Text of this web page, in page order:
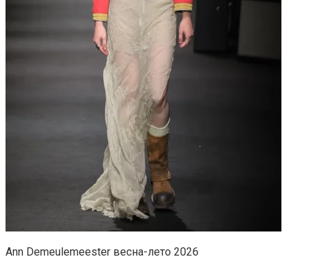
Ann Demeulemeester весна-лето 2026